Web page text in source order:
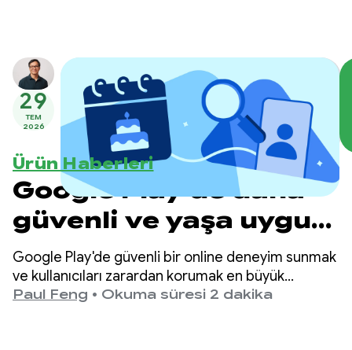
29
TEM
2026
Ürün Haberleri
Google Play'de daha
güvenli ve yaşa uygun
deneyimler sunma
Google Play'de güvenli bir online deneyim sunmak
ve kullanıcıları zarardan korumak en büyük
önceliğimizdir.
Paul Feng • Okuma süresi 2 dakika